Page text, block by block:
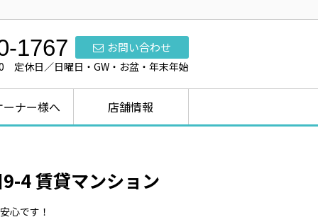
お問い合わせ
1767
定休日／日曜日・GW・お盆・年末年始
ナー様へ 店舗情報
4 賃貸マンション
心です！